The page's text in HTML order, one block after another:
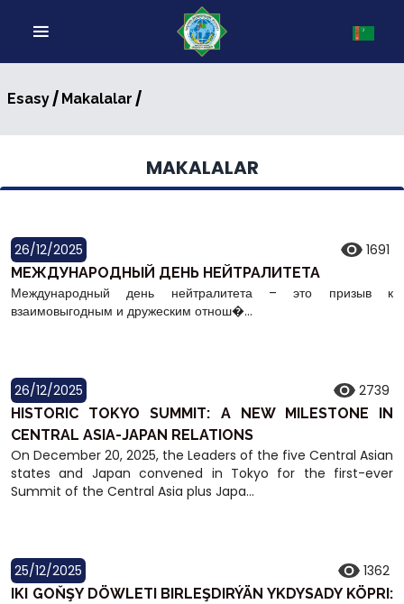
Esasy/ Makalalar /
MAKALALAR
26/12/2025 1691
МЕЖДУНАРОДНЫЙ ДЕНЬ НЕЙТРАЛИТЕТА
Международный день нейтралитета – это призыв к
взаимовыгодным и дружеским отнош�...
26/12/2025 2739
HISTORIC TOKYO SUMMIT: A NEW MILESTONE IN
CENTRAL ASIA-JAPAN RELATIONS
On December 20, 2025, the Leaders of the five Central Asian
states and Japan convened in Tokyo for the first-ever
Summit of the Central Asia plus Japa...
25/12/2025 1362
IKI GOŇŞY DÖWLETI BIRLEŞDIRÝÄN YKDYSADY KÖPRI: